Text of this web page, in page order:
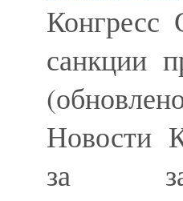
санкции
Новости
за